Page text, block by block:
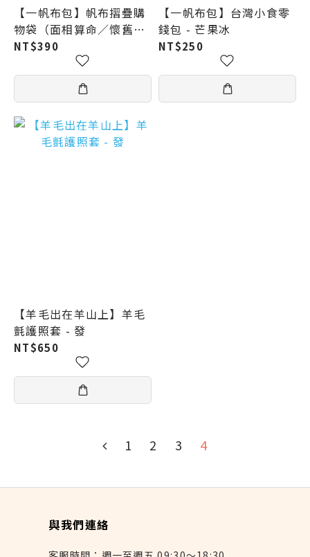
【一帆布包】帆布摺疊購
物袋（面相算命／懷舊日
曆／鳳梨紙箱）
NT$390
【一帆布包】台灣小食零
錢包 - 芒果冰
NT$250
【羊毛出在羊山上】羊毛
氈護照套 - 發
NT$650
1 2 3 4
與我們連絡